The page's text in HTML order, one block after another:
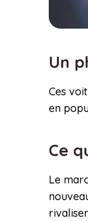
Un
Ces
en
Ce
Le